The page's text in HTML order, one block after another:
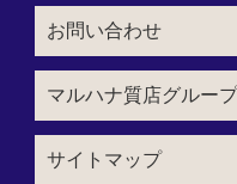
お問い合わせ
マルハナ質店グルー
サイトマップ